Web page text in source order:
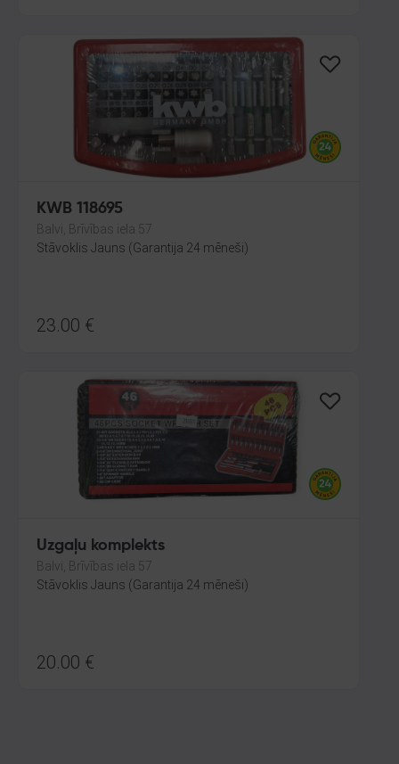
KWB 118695
Balvi, Brīvības iela 57
Stāvoklis Jauns (Garantija 24 mēneši)
23.00 €
Uzgaļu komplekts
Balvi, Brīvības iela 57
Stāvoklis Jauns (Garantija 24 mēneši)
20.00 €